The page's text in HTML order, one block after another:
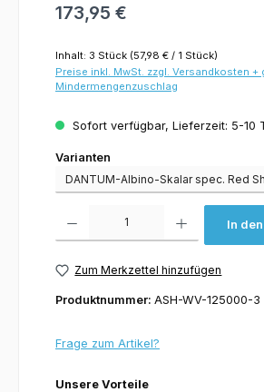
173,95 €
Inhalt: 3 Stück (57,98 € / 1 Stück)
Preise inkl. MwSt. zzgl. Versandkosten +
Mindermengenzuschlag
Sofort verfügbar, Lieferzeit: 5-10
Varianten
Varianten
In
Zum Merkzettel hinzufügen
Produktnummer: ASH-WV-125000-3
Frage zum Artikel?
Unsere Vorteile